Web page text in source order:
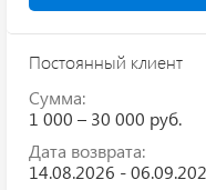
Постоянный клиент
Сумма:
1 000 – 30 000 руб.
Дата возврата:
14.08.2026 -